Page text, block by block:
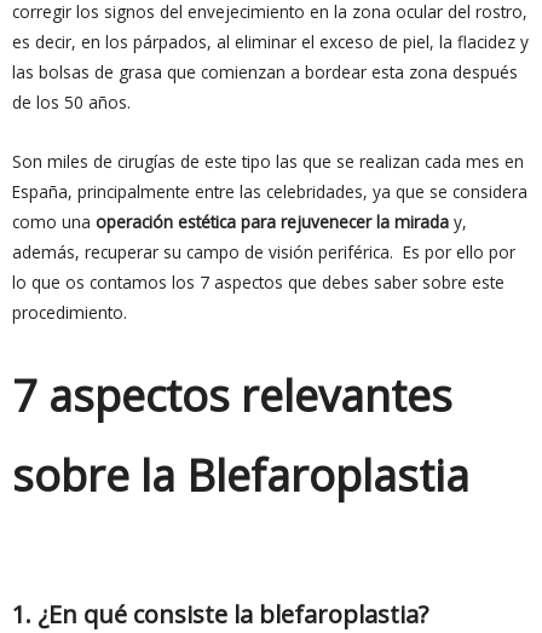
corregir los signos del envejecimiento en la zona ocular del rostro,
es decir, en los párpados, al eliminar el exceso de piel, la flacidez y
las bolsas de grasa que comienzan a bordear esta zona después
de los 50 años.
Son miles de cirugías de este tipo las que se realizan cada mes en
España, principalmente entre las celebridades, ya que se considera
como una operación estética para rejuvenecer la mirada y,
además, recuperar su campo de visión periférica. Es por ello por
lo que os contamos los 7 aspectos que debes saber sobre este
procedimiento.
7 aspectos relevantes
sobre la Blefaroplastia
1. ¿En qué consiste la blefaroplastia?